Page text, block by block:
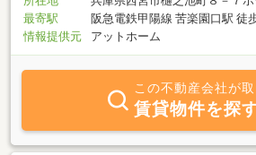
最寄駅
阪急電鉄甲陽線 苦楽園口駅 徒
情報提供元
アットホーム
この不動産会社が取
賃貸物件を探